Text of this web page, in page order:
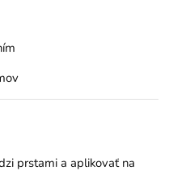
prstami a aplikovať na